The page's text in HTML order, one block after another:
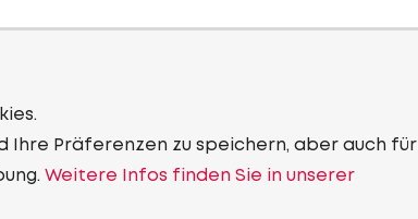
Ihre Präferenzen zu speichern, aber auch für
Weitere Infos finden Sie in unserer